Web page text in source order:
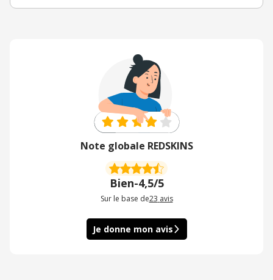
Note globale REDSKINS
Bien-4,5/5
Sur le base de23 avis
Je donne mon avis